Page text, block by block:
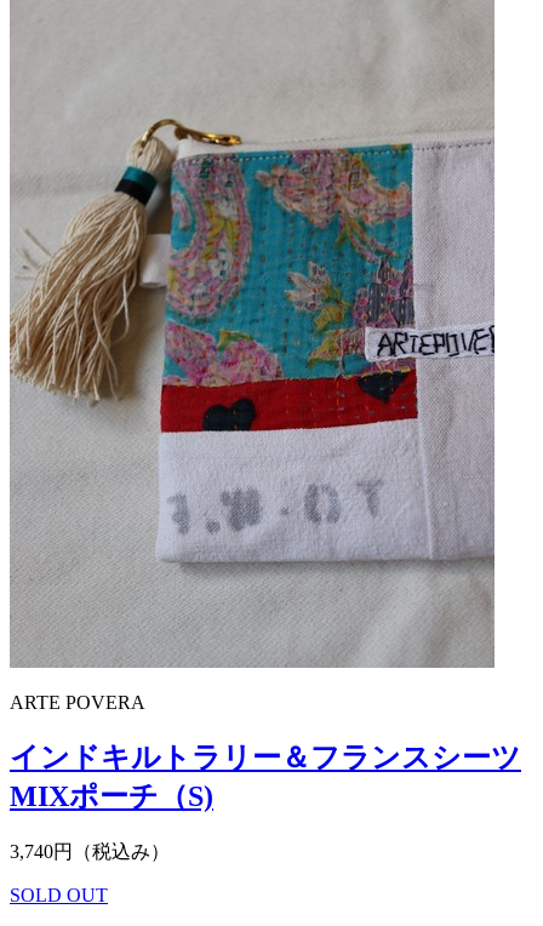
ARTE POVERA
インドキルトラリー＆フランスシーツ
MIXポーチ（S)
3,740円（税込み）
SOLD OUT